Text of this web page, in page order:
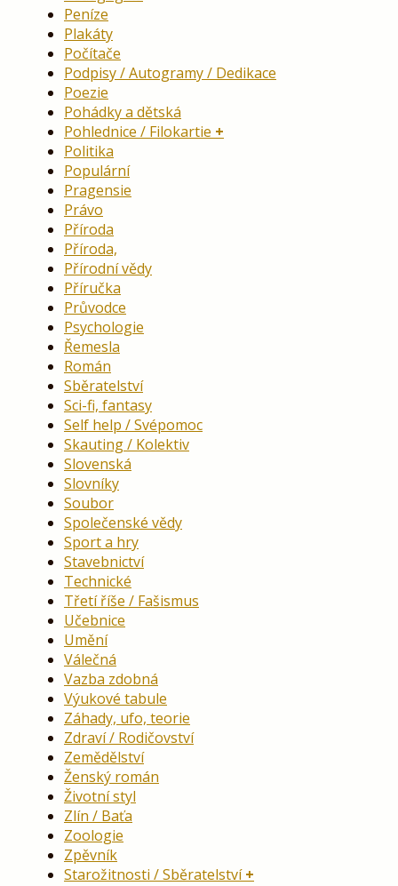
Peníze
Plakáty
Počítače
Podpisy / Autogramy / Dedikace
Poezie
Pohádky a dětská
Pohlednice / Filokartie
Politika
Populární
Pragensie
Právo
Příroda
Příroda,
Přírodní vědy
Příručka
Průvodce
Psychologie
Řemesla
Román
Sběratelství
Sci-fi, fantasy
Self help / Svépomoc
Skauting / Kolektiv
Slovenská
Slovníky
Soubor
Společenské vědy
Sport a hry
Stavebnictví
Technické
Třetí říše / Fašismus
Učebnice
Umění
Válečná
Vazba zdobná
Výukové tabule
Záhady, ufo, teorie
Zdraví / Rodičovství
Zemědělství
Ženský román
Životní styl
Zlín / Baťa
Zoologie
Zpěvník
Starožitnosti / Sběratelství